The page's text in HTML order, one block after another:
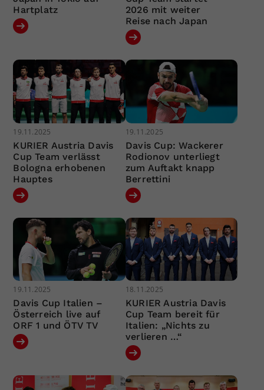
Hartplatz
2026 mit weiter
Reise nach Japan
19.11.2025
KURIER Austria Davis
Cup Team verlässt
Bologna erhobenen
Hauptes
19.11.2025
Davis Cup: Wackerer
Rodionov unterliegt
zum Auftakt knapp
Berrettini
19.11.2025
Davis Cup Italien –
Österreich live auf
ORF 1 und ÖTV TV
18.11.2025
KURIER Austria Davis
Cup Team bereit für
Italien: „Nichts zu
verlieren …“